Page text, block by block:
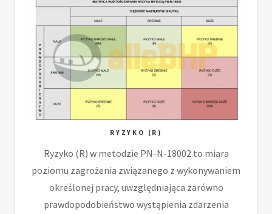
RYZYKO (R)
Ryzyko (R) w metodzie PN-N-18002 to miara
poziomu zagrożenia związanego z wykonywaniem
określonej pracy, uwzględniająca zarówno
prawdopodobieństwo wystąpienia zdarzenia